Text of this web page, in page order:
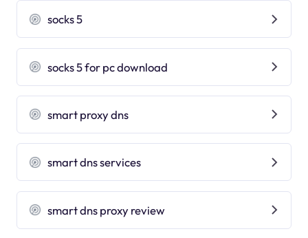
socks 5
socks 5 for pc download
smart proxy dns
smart dns services
smart dns proxy review